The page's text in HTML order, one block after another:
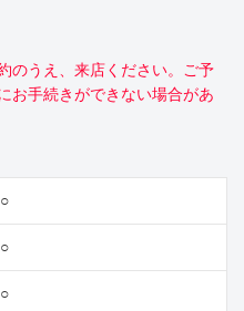
のうえ、来店ください。ご予
お手続きができない場合があ
○
○
○